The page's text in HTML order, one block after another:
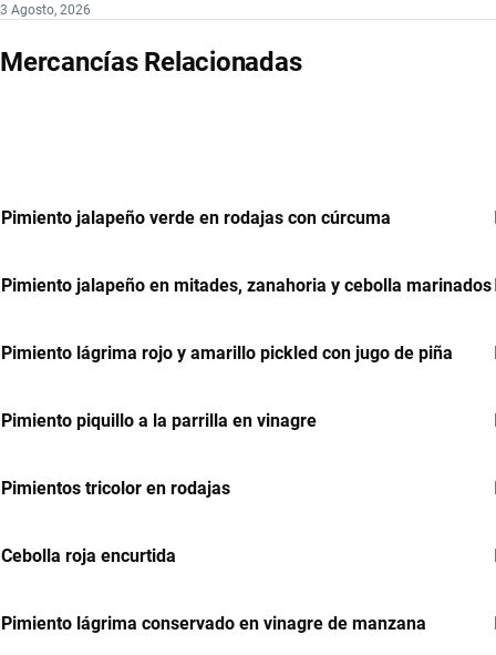
3 Agosto, 2026
Mercancías Relacionadas
Pimiento jalapeño verde en rodajas con cúrcuma
Pimiento jalapeño en mitades, zanahoria y cebolla marinados
Pimiento lágrima rojo y amarillo pickled con jugo de piña
Pimiento piquillo a la parrilla en vinagre
Pimientos tricolor en rodajas
Cebolla roja encurtida
Pimiento lágrima conservado en vinagre de manzana